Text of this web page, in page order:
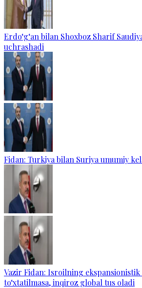
Erdo‘g‘an bilan Shoxboz Sharif
uchrashadi
Fidan: Turkiya bilan Suriya umumiy
Vazir Fidan: Isroilning ekspansionistik
to‘xtatilmasa, inqiroz global tus oladi